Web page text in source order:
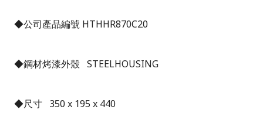
◆公司產品編號 HTHHR870C20
◆鋼材烤漆外殼 STEELHOUSING
◆尺寸 350 x 195 x 440